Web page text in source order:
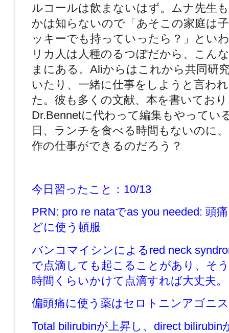
ルコールは飲まないはず。ムナ先生
かは知らないので「あそこの家庭は
ッキーでも持っていったら？」とい
リカ人は人種のるつぼだから、こん
まにある。Aliからはこれから共同研
いたり、一緒に仕事をしようと言わ
た。彼も多くの文献、本を書いてお
Dr.Bennetに代わって編集もやってい
日、ランチを食べる時間もないのに
作の仕事ができるのだろう？
今日習ったこと：10/13
PRN: pro re nataでas you needed: 頭
どに使う頓服
バンコマイシンによるred neck
で点滴しても起こることがあり、そ
時間くらいかけて点滴すれば大丈夫。
偏頭痛に使う薬はセロトニンアゴニ
Total bilirubinが上昇し、direct bilirubin